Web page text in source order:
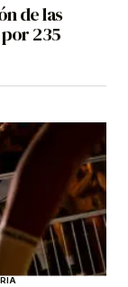
de las
235